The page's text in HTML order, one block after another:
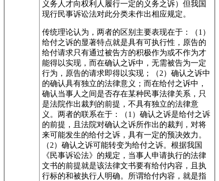
义务人才向权利人履行一定的义务之诉）但我国
现行民事诉讼法对此分类未作出相应规定。
传统理论认为，两者的区别主要表现在于：（1）
给付之诉的显著特点就是具有可执行性，原告的
给付请求只有通过被告方的积极作为或不作为才
能得以实现，而在确认之诉中，无需被告为一定
行为，原告的请求即得以实现；（2）确认之诉中
的确认具有独立的法律意义；而在给付之诉中，
确认当事人之间是否存在某种民事法律关系，只
是法院作出裁判的前提，不具有独立的法律意
义。两者的联系在于：（1）确认之诉是给付之诉
的前提，且法院对确认之诉所作出的裁判，对将
来可能发生的给付之诉，具有一定的预决效力。
（2）确认之诉可能转变为给付之诉。根据我国
《民事诉讼法》的规定，当事人申请执行的法律
文书的前提就是该法律文书要有给付内容，且执
行标的和被执行人明确。所谓给付内容，就是指